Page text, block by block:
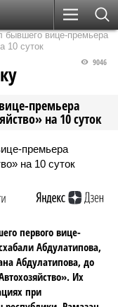
бывшего вице-премьера
10 суток
премьера
на 10 суток
9046
первого вице-
Абдулатипова,
Абдулатипова, до
Их
при